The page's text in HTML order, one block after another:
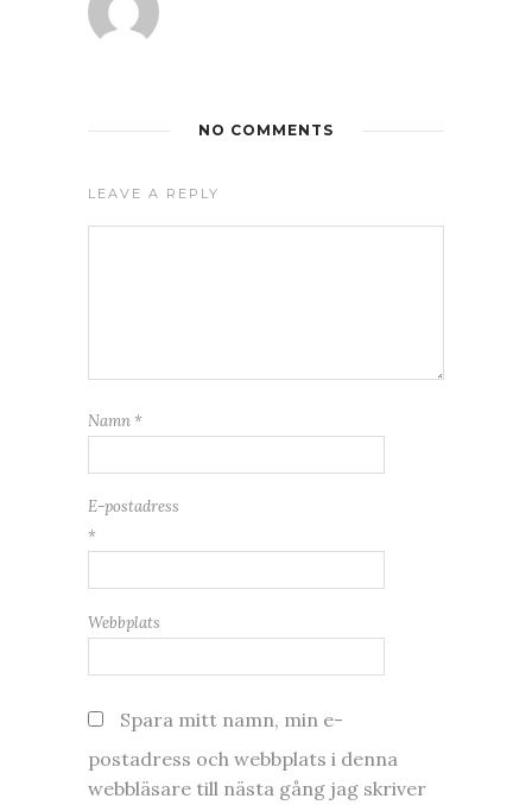
NO COMMENTS
LEAVE A REPLY
Namn *
E-postadress
*
Webbplats
Spara mitt namn, min e-
postadress och webbplats i denna
webbläsare till nästa gång jag skriver